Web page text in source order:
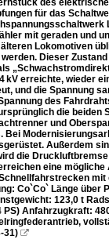
des
für das
mit geraden und
Lokomotiven
Dieser
kV erreichte, wieder
und die Spannung
des
die
und
Außerdem
die
eine
Co`Co` Länge
123,0 t
PS) Anfahrzugkraft:
31) 